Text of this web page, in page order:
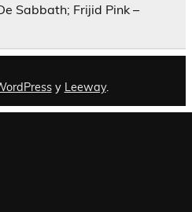
Sabbath; Frijid Pink –
y Leeway.